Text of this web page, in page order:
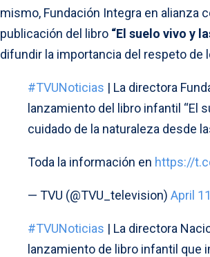
mismo, Fundación Integra en alianza
publicación del libro “El suelo vivo y
difundir la importancia del respeto
#TVUNoticias | La directora
lanzamiento del libro infantil “El
cuidado de la naturaleza desde
Toda la información en https://
— TVU (@TVU_television) April
#TVUNoticias | La directora
lanzamiento de libro infantil que